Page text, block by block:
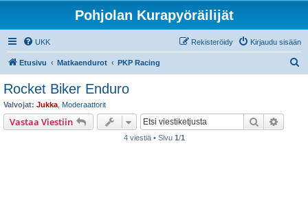
Pohjolan Kurapyöräilijät
UKK Kirjaudu sisään
Rekisteröidy
Etusivu Matkaendurot PKP Racing
Rocket Biker Enduro
Valvojat: Jukka Moderaattorit
Vastaa Viestiin Etsi
4 viestiä • Sivu 1/1